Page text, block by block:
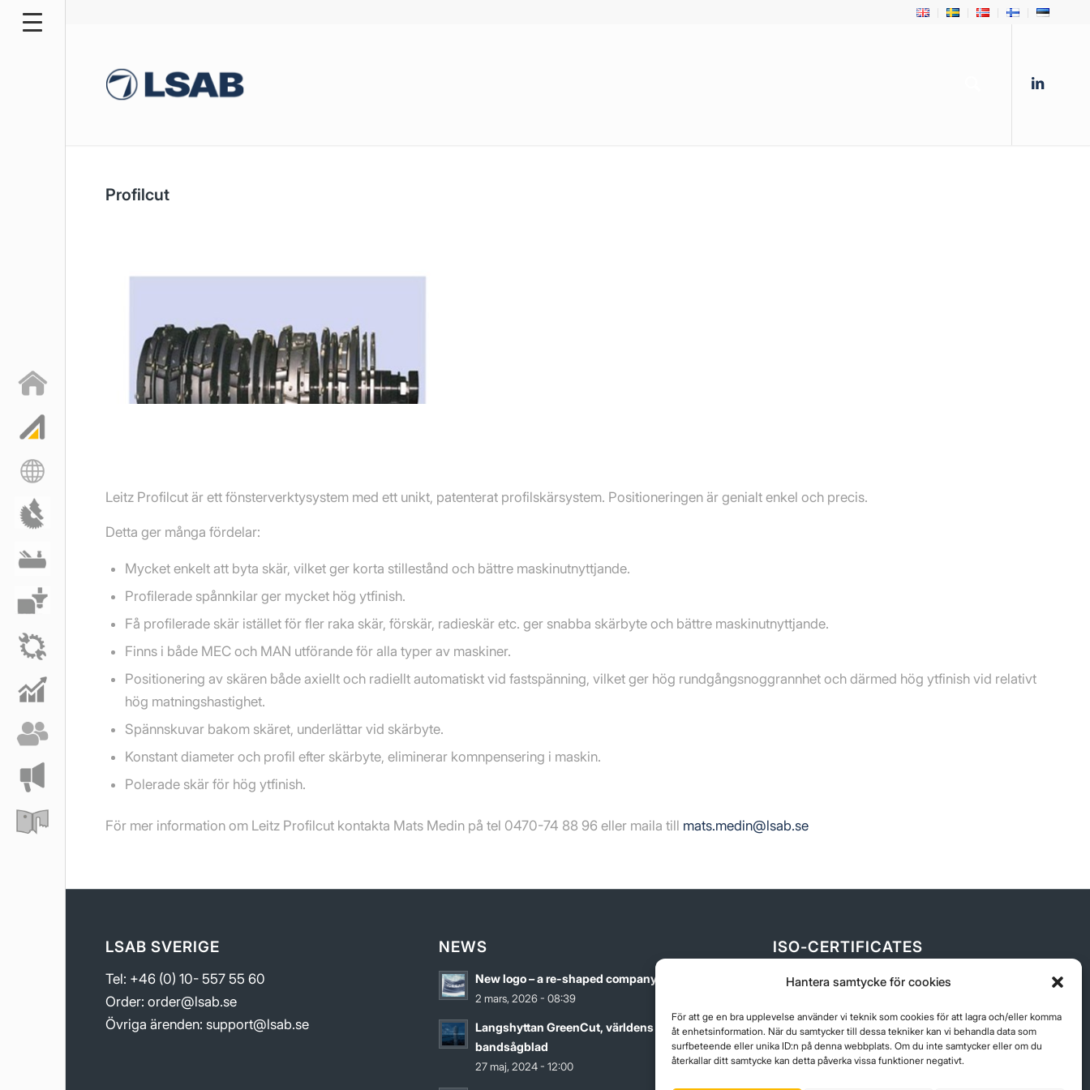
Hantera samtycke för cookies
För att ge en bra upplevelse använder vi teknik som cookies för att lagra och/eller komma
åt enhetsinformation. När du samtycker till dessa tekniker kan vi behandla data som
surfbeteende eller unika ID:n på denna webbplats. Om du inte samtycker eller om du
återkallar ditt samtycke kan detta påverka vissa funktioner negativt.
Profilcut
Leitz Profilcut är ett fönsterverktysystem med ett unikt, patenterat profilskärsystem. Positioneringen är genialt enkel och precis.
Detta ger många fördelar:
Mycket enkelt att byta skär, vilket ger korta stillestånd och bättre maskinutnyttjande.
Profilerade spånnkilar ger mycket hög ytfinish.
Få profilerade skär istället för fler raka skär, förskär, radieskär etc. ger snabba skärbyte och bättre maskinutnyttjande.
Finns i både MEC och MAN utförande för alla typer av maskiner.
Positionering av skären både axiellt och radiellt automatiskt vid fastspänning, vilket ger hög rundgångsnoggrannhet och därmed hög ytfinish vid relativt
hög matningshastighet.
Spännskuvar bakom skäret, underlättar vid skärbyte.
Konstant diameter och profil efter skärbyte, eliminerar komnpensering i maskin.
Polerade skär för hög ytfinish.
För mer information om Leitz Profilcut kontakta Mats Medin på tel 0470-74 88 96 eller maila till mats.medin@lsab.se
LSAB SVERIGE
Tel: +46 (0) 10- 557 55 60
Order: order@lsab.se
Övriga ärenden: support@lsab.se
NEWS
New logo – a re-shaped company
2 mars, 2026 - 08:39
Langshyttan GreenCut, världens grönaste
bandsågblad
27 maj, 2024 - 12:00
ISO-CERTIFICATES
ISO9001_14001